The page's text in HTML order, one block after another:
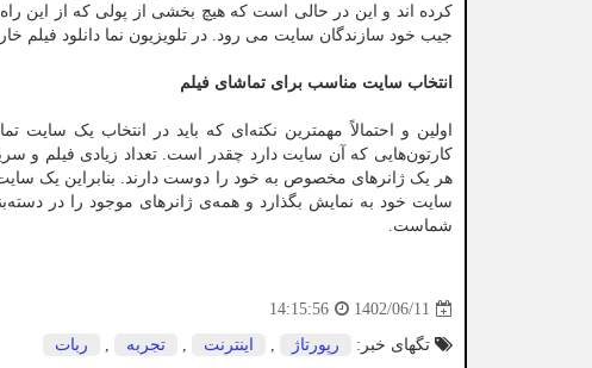
کرده اند و این در حالی است که هیچ بخشی از پولی که از این
جیب خود سازندگان سایت می رود. در تلویزیون نما دانلود فیلم
انتخاب سایت مناسب برای تماشای فیلم
اولین و احتمالاً مهمترین نکته‌ای که باید در انتخاب یک سایت
کارتون‌هایی که آن سایت دارد چقدر است. تعداد زیادی فیلم و
هر یک ژانرهای مخصوص به خود را دوست دارند. بنابراین یک سایت و
سایت خود به نمایش بگذارد و همه‌ی ژانرهای موجود را در
شماست.
1402/06/11
14:15:56
تگهای خبر: رپورتاژ , اینترنت , تجربه , ربات